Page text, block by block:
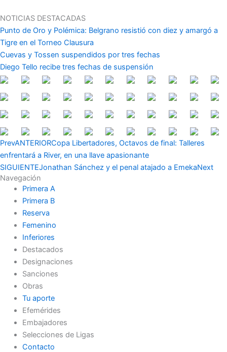
al
contenido
NOTICIAS DESTACADAS
Punto de Oro y Polémica: Belgrano resistió con diez y amargó a
Tigre en el Torneo Clausura
Cuevas y Tossen suspendidos por tres fechas
Diego Tello recibe tres fechas de suspensión
PrevANTERIORCopa Libertadores, Octavos de final: Talleres
enfrentará a River, en una llave apasionante
SIGUIENTEJonathan Sánchez y el penal atajado a EmekaNext
Navegación
Primera A
Primera B
Reserva
Femenino
Inferiores
Destacados
Designaciones
Sanciones
Obras
Tu aporte
Efemérides
Embajadores
Selecciones de Ligas
Contacto